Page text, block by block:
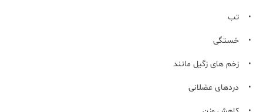
• تب
• خستگی
• زخم های زگیل مانند
• دردهای عضلانی